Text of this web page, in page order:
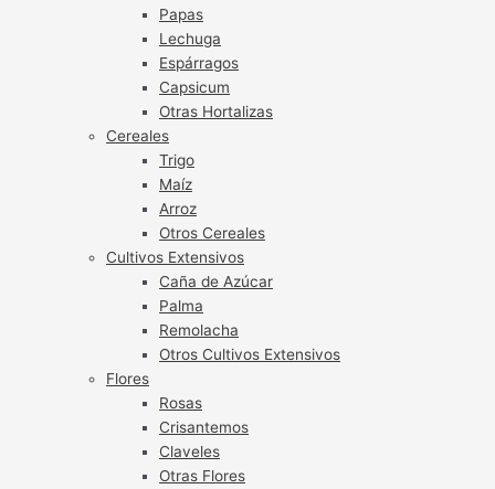
Papas
Lechuga
Espárragos
Capsicum
Otras Hortalizas
Cereales
Trigo
Maíz
Arroz
Otros Cereales
Cultivos Extensivos
Caña de Azúcar
Palma
Remolacha
Otros Cultivos Extensivos
Flores
Rosas
Crisantemos
Claveles
Otras Flores